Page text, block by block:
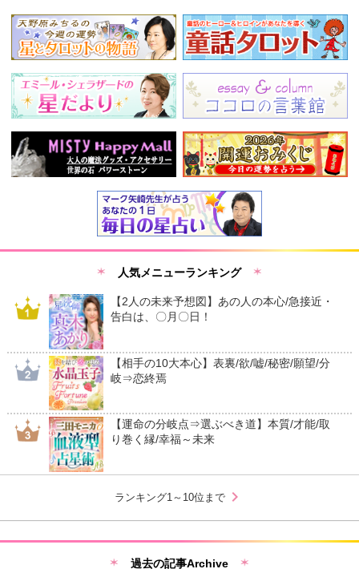
人気メニューランキング
【2人の未来予想図】あの人の本心/急接近・
告白は、〇月〇日！
【相手の10大本心】表裏/欲/嘘/秘密/願望/分
岐⇒恋終焉
【運命の分岐点⇒選ぶべき道】本質/才能/取
り巻く縁/幸福～未来
ランキング1～10位まで chevron_right
過去の記事Archive